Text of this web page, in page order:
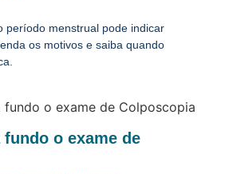
período menstrual pode indicar
os motivos e saiba quando
fundo o exame de